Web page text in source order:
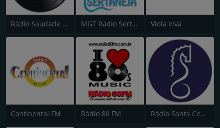
Rádio Saudade FM 100.7 MGT Radio Sertaneja Viola Viva
Continental FM Rádio 80 FM Rádio Santa Cecília FM 107.7